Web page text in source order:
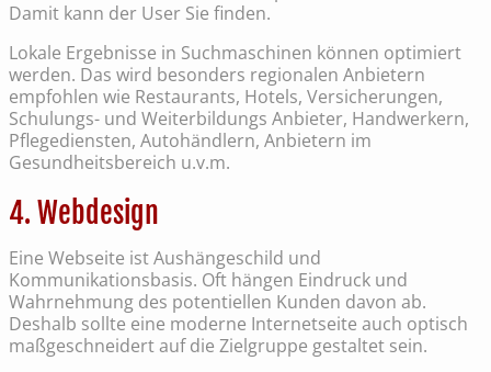
Damit kann der User Sie finden.
Lokale Ergebnisse in Suchmaschinen können optimiert
werden. Das wird besonders regionalen Anbietern
empfohlen wie Restaurants, Hotels, Versicherungen,
Schulungs- und Weiterbildungs Anbieter, Handwerkern,
Pflegediensten, Autohändlern, Anbietern im
Gesundheitsbereich u.v.m.
4. Webdesign
Eine Webseite ist Aushängeschild und
Kommunikationsbasis. Oft hängen Eindruck und
Wahrnehmung des potentiellen Kunden davon ab.
Deshalb sollte eine moderne Internetseite auch optisch
maßgeschneidert auf die Zielgruppe gestaltet sein.